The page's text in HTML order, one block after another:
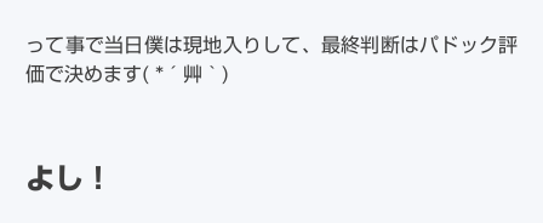
って事で当日僕は現地入りして、最終判断はパドック評
価で決めます( *´艸｀)
よし！